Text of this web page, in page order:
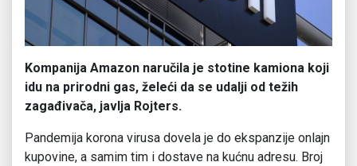
Kompanija Amazon naručila je stotine kamiona koji
idu na prirodni gas, želeći da se udalji od težih
zagađivača, javlja Rojters.
Pandemija korona virusa dovela je do ekspanzije onlajn
kupovine, a samim tim i dostave na kućnu adresu. Broj